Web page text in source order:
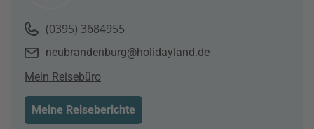
(0395) 3684955
neubrandenburg@holidayland.de
Mein Reisebüro
Meine Reiseberichte